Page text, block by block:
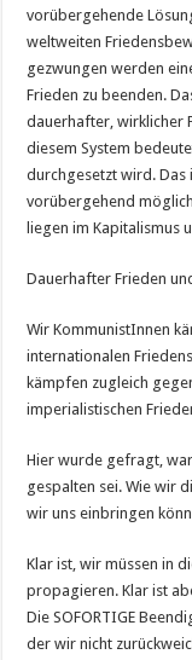
vorübergehende
weltweiten
gezwungen werden
Frieden zu beenden.
dauerhafter, wirklicher
diesem System
durchgesetzt wird.
vorübergehend
liegen im Kapitalismus
Dauerhafter Frieden
Wir KommunistInnen
internationalen
kämpfen zugleich
imperialistischen
Hier wurde gefragt,
gespalten sei. Wie wir
wir uns einbringen
Klar ist, wir müssen in
propagieren. Klar ist
Die SOFORTIGE
der wir nicht